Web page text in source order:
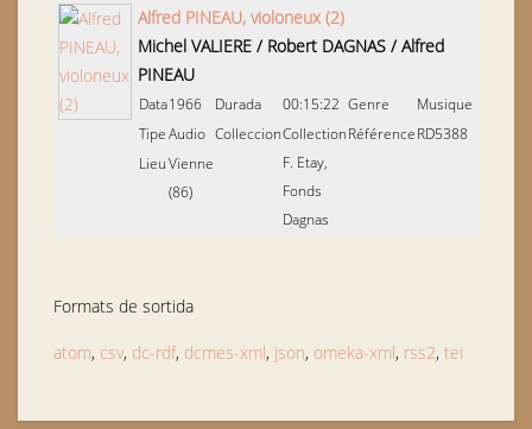
Alfred PINEAU, violoneux (2)
Michel VALIERE / Robert DAGNAS /Alfred
PINEAU
Data1966
TipeAudio
LieuVienne
(86)
Durada
00:15:22
ColleccionCollection
F. Etay,
Fonds
Dagnas
Genre
Musique
RéférenceRD5388
Formats de sortida
atom, csv, dc-rdf, dcmes-xml, json, omeka-xml, rss2, tei